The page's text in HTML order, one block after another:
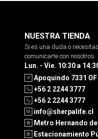
NUESTRA TIENDA
Si es una duda o
comunicarte con nosotros
Lun. - Vie. 10:30 a
Apoquindo 7331
+56 2 2244 3777
+56 2 2244 3777
info@sherpalife.cl
Metro Hernando
Estacionamiento